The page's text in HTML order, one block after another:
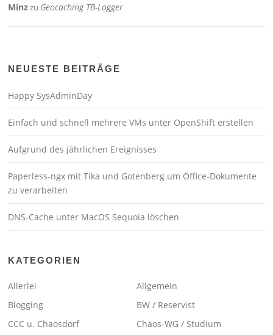
Minzzu Geocaching TB-Logger
NEUESTE BEITRÄGE
Happy SysAdminDay
Einfach und schnell mehrere VMs unter OpenShift erstellen
Aufgrund des jährlichen Ereignisses
Paperless-ngx mit Tika und Gotenberg um Office-Dokumente
zu verarbeiten
DNS-Cache unter MacOS Sequoia löschen
KATEGORIEN
Allerlei
Allgemein
Blogging
BW / Reservist
CCC u. Chaosdorf
Chaos-WG / Studium